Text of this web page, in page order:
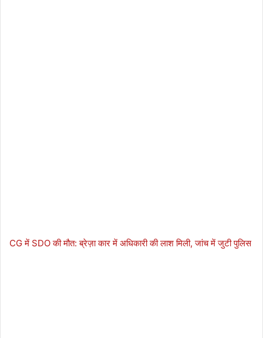
CG में SDO की मौत: ब्रेज़ा कार में अधिकारी की लाश मिली, जांच में जुटी पुलिस